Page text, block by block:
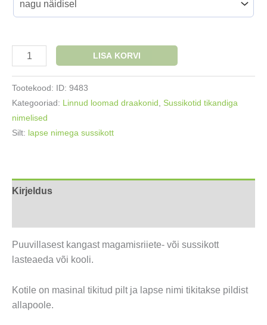
Nimega
sussikott
LISA KORVI
Tootekood: ID: 9483
Kategooriad: Linnud loomad draakonid, Sussikotid tikandiga
nimelised
Silt: lapse nimega sussikott
Kirjeldus
Puuvillasest kangast magamisriiete- või sussikott
lasteaeda või kooli.
Kotile on masinal tikitud pilt ja lapse nimi tikitakse pildist
allapoole.